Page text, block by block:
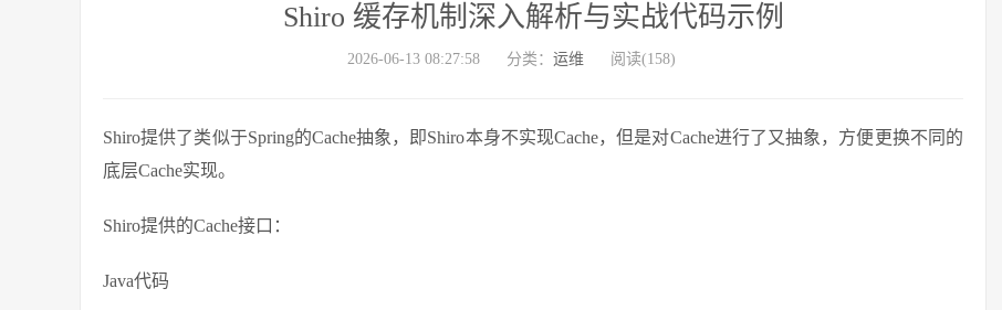
Shiro 缓存机制深入解析与实战代码示例
2026-06-13 08:27:58 分类： 运维 阅读(158)
Shiro提供了类似于Spring的Cache抽象，即Shiro本身不实现Cache，但是对Cache进行了又抽象，方便更换不同的
底层Cache实现。
Shiro提供的Cache接口：
Java代码